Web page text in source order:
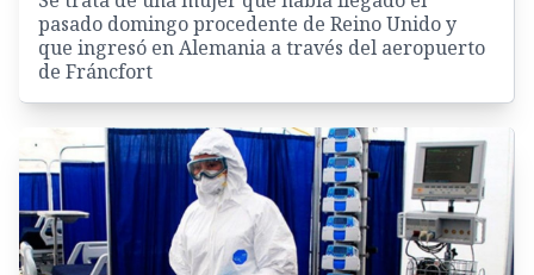
pasado domingo procedente de Reino Unido y
que ingresó en Alemania a través del aeropuerto
de Fráncfort